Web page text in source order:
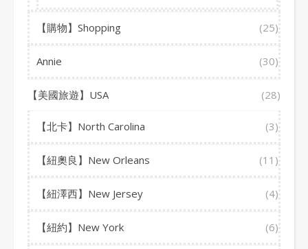
【購物】Shopping (25)
Annie (30)
【美國旅遊】USA (28)
【北卡】North Carolina (3)
【紐奧良】New Orleans (11)
【紐澤西】New Jersey (4)
【紐約】New York (6)